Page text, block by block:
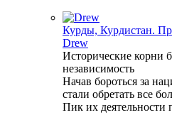
Курды, Курдистан.
Drew
Исторические корни
независимость
Начав бороться за
стали обретать все
Пик их деятельности